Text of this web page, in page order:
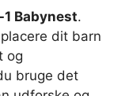
Babynest.
dit barn
og
bruge det